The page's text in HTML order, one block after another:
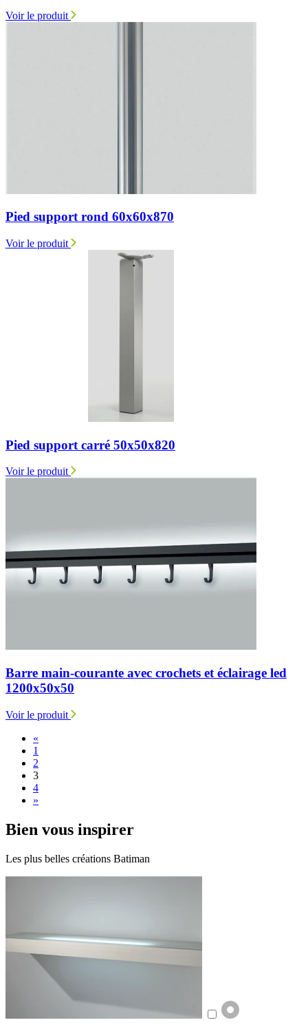
Voir le produit
Pied support rond 60x60x870
Voir le produit
Pied support carré 50x50x820
Voir le produit
Barre main-courante avec crochets et éclairage led
1200x50x50
Voir le produit
«
1
2
3
4
»
Bien vous inspirer
Les plus belles créations Batiman